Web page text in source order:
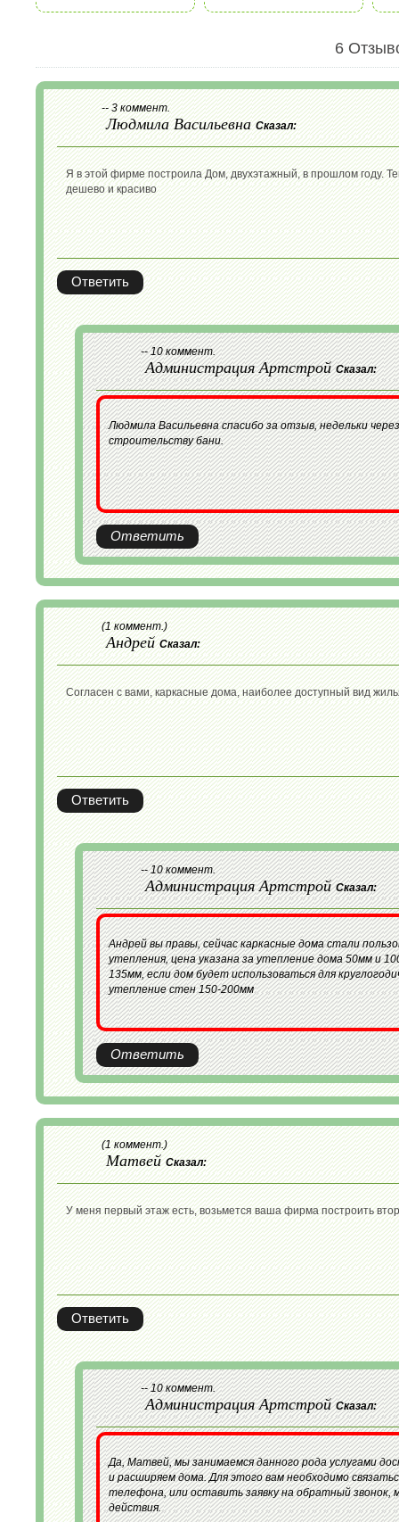
6
-- 3 коммент.
Людмила ВасильевнаСказал:
Я в этой фирме построила Дом, двухэтажный, в прошлом году.
дешево и красиво
Ответить
-- 10 коммент.
Администрация АртстройСказал:
Людмила Васильевна спасибо за отзыв, недельки
строительству бани.
Ответить
(1 коммент.)
АндрейСказал:
Согласен с вами, каркасные дома, наиболее доступный вид
Ответить
-- 10 коммент.
Администрация АртстройСказал:
Андрей вы правы, сейчас каркасные дома стали
утепления, цена указана за утепление дома 50мм и
135мм, если дом будет использоваться для
утепление стен 150-200мм
Ответить
(1 коммент.)
МатвейСказал:
У меня первый этаж есть, возьмется ваша фирма построить
Ответить
-- 10 коммент.
Администрация АртстройСказал:
Да, Матвей, мы занимаемся данного рода услугами
и расширяем дома. Для этого вам необходимо
телефона, или оставить заявку на обратный звонок,
действия.